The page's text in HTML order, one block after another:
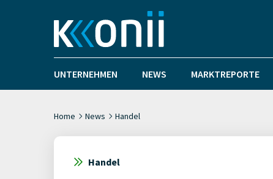
UNTERNEHMEN NEWS MARKTREPORTE
Home News Handel
Handel